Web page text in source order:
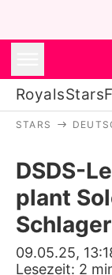
RoyalsStars
STARS
DSDS-
plant
Schlager
09.05.25,
Lesezeit: 2